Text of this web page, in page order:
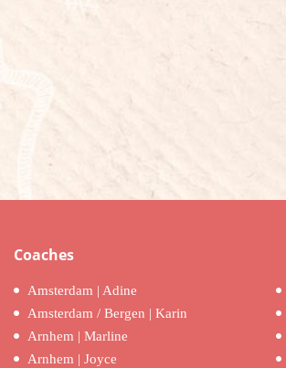
Coaches
Amsterdam | Adine
Amsterdam / Bergen | Karin
Arnhem | Marline
Arnhem | Joyce